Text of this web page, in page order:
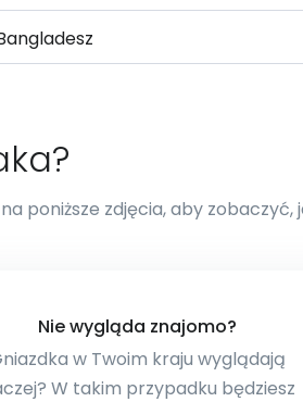
poniższe zdjęcia, aby zobaczyć,
Nie wygląda znajomo?
w Twoim kraju wyglądają
W takim przypadku będziesz